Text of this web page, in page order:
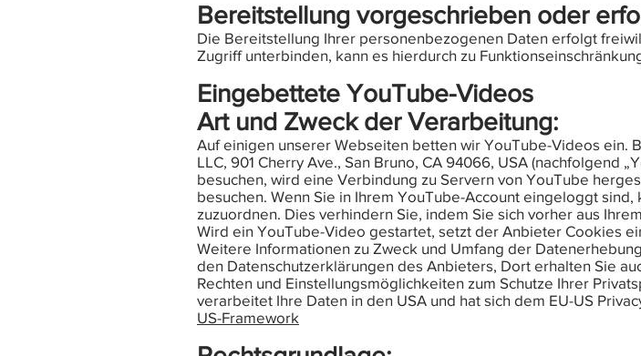
Bereitstellung vorgeschrieben oder
Die Bereitstellung Ihrer personenbezogenen Daten erfolgt
Zugriff unterbinden, kann es hierdurch zu
Eingebettete YouTube-Videos
Art und Zweck der Verarbeitung:
Auf einigen unserer Webseiten betten wir YouTube-Videos ein.
LLC, 901 Cherry Ave., San Bruno, CA 94066, USA (nachfolgend
besuchen, wird eine Verbindung zu Servern von YouTube
besuchen. Wenn Sie in Ihrem YouTube-Account eingeloggt
zuzuordnen. Dies verhindern Sie, indem Sie sich vorher aus
Wird ein YouTube-Video gestartet, setzt der Anbieter Cookies
Weitere Informationen zu Zweck und Umfang der
den Datenschutzerklärungen des Anbieters, Dort erhalten Sie
Rechten und Einstellungsmöglichkeiten zum Schutze Ihrer
verarbeitet Ihre Daten in den USA und hat sich dem EU-US
US-Framework